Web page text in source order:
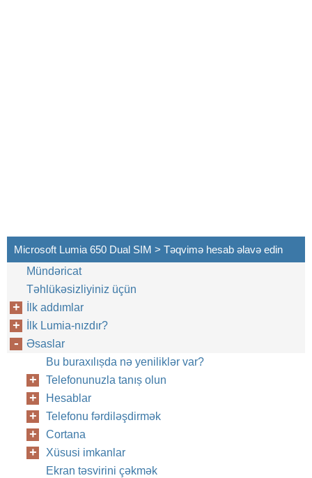
Microsoft Lumia 650 Dual SIM > Təqvimə hesab əlavə edin
Mündəricat
Təhlükəsizliyiniz üçün
İlk addımlar
İlk Lumia-nızdır?
Əsaslar
Bu buraxılıșda nə yeniliklər var?
Telefonunuzla tanıș olun
Hesablar
Telefonu fərdiləşdirmək
Cortana
Xüsusi imkanlar
Ekran təsvirini çəkmək